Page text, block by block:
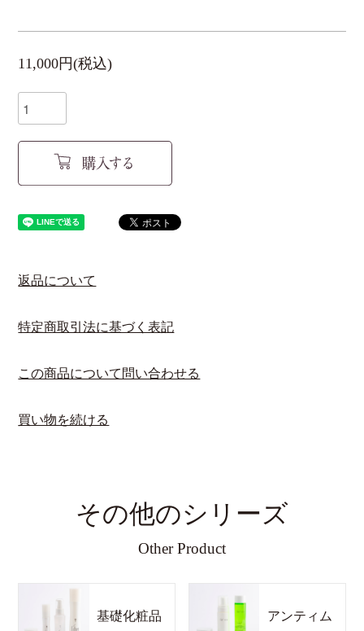
11,000円(税込)
返品について
特定商取引法に基づく表記
この商品について問い合わせる
買い物を続ける
その他のシリーズ
Other Product
基礎化粧品 アンティム